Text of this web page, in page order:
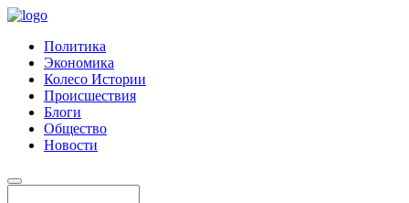
Политика
Экономика
Колесо Истории
Происшествия
Блоги
Общество
Новости